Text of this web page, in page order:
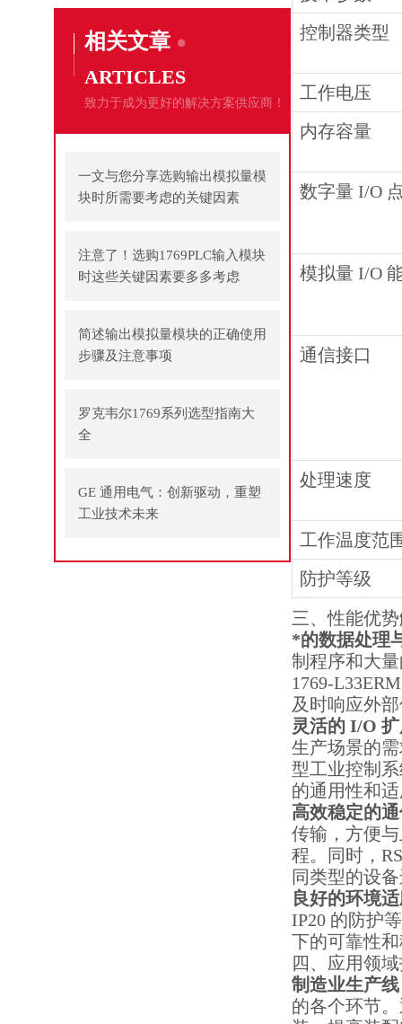
相关文章
ARTICLES
致力于成为更好的解决方案供应商！
一文与您分享选购输出模拟量模
块时所需要考虑的关键因素
注意了！选购1769PLC输入模块
时这些关键因素要多多考虑
简述输出模拟量模块的正确使用
步骤及注意事项
罗克韦尔1769系列选型指南大
全
GE 通用电气：创新驱动，重塑
工业技术未来
控制器类型
工作电压
内存容量
数字量 I/O
模拟量 I/O
通信接口
处理速度
工作温度范
防护等级
三、性能优
*的数据处理
制程序和大
1769-
及时响应外
灵活的 I/O
生产场景的
型工业控制
的通用性和
高效稳定的
传输，方便
程。同时，
同类型的设
良好的环境
IP20 的防护
下的可靠性
四、应用领
制造业生产线
的各个环节